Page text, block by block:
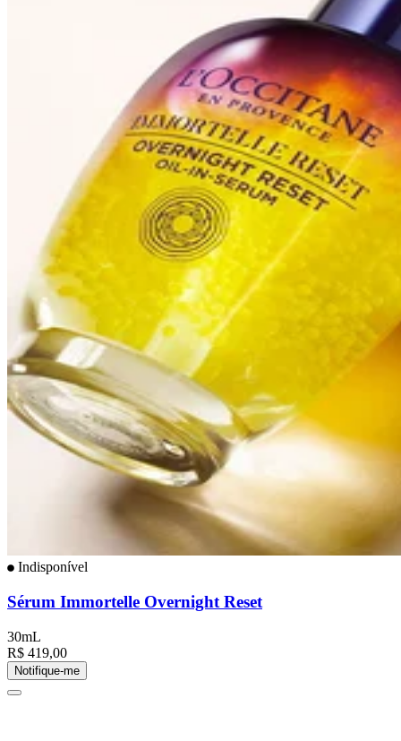
Indisponível
Sérum Immortelle Overnight Reset
30mL
R$ 419,00
Notifique-me